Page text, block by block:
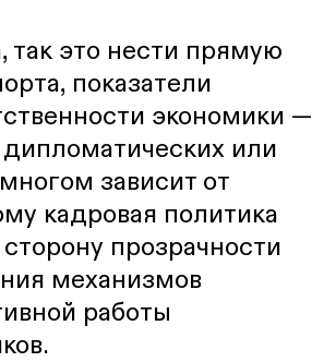
так это нести прямую
показатели
экономики —
или
зависит от
кадровая политика
прозрачности
механизмов
работы